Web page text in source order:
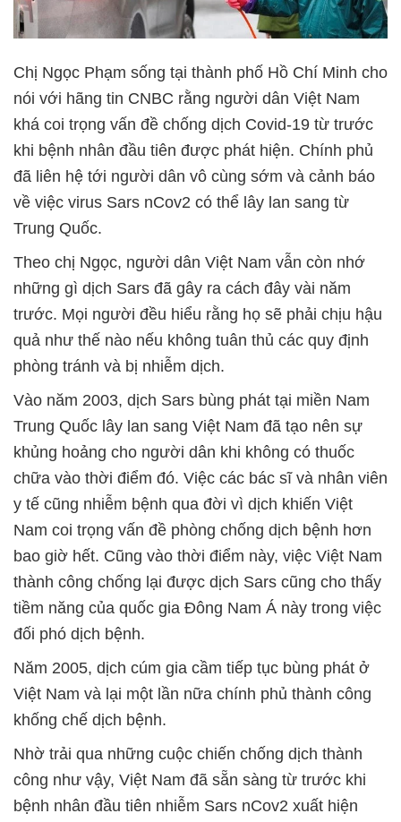
Chị Ngọc Phạm sống tại thành phố Hồ Chí Minh cho
nói với hãng tin CNBC rằng người dân Việt Nam
khá coi trọng vấn đề chống dịch Covid-19 từ trước
khi bệnh nhân đầu tiên được phát hiện. Chính phủ
đã liên hệ tới người dân vô cùng sớm và cảnh báo
về việc virus Sars nCov2 có thể lây lan sang từ
Trung Quốc.
Theo chị Ngọc, người dân Việt Nam vẫn còn nhớ
những gì dịch Sars đã gây ra cách đây vài năm
trước. Mọi người đều hiểu rằng họ sẽ phải chịu hậu
quả như thế nào nếu không tuân thủ các quy định
phòng tránh và bị nhiễm dịch.
Vào năm 2003, dịch Sars bùng phát tại miền Nam
Trung Quốc lây lan sang Việt Nam đã tạo nên sự
khủng hoảng cho người dân khi không có thuốc
chữa vào thời điểm đó. Việc các bác sĩ và nhân viên
y tế cũng nhiễm bệnh qua đời vì dịch khiến Việt
Nam coi trọng vấn đề phòng chống dịch bệnh hơn
bao giờ hết. Cũng vào thời điểm này, việc Việt Nam
thành công chống lại được dịch Sars cũng cho thấy
tiềm năng của quốc gia Đông Nam Á này trong việc
đối phó dịch bệnh.
Năm 2005, dịch cúm gia cầm tiếp tục bùng phát ở
Việt Nam và lại một lần nữa chính phủ thành công
khống chế dịch bệnh.
Nhờ trải qua những cuộc chiến chống dịch thành
công như vậy, Việt Nam đã sẵn sàng từ trước khi
bệnh nhân đầu tiên nhiễm Sars nCov2 xuất hiện